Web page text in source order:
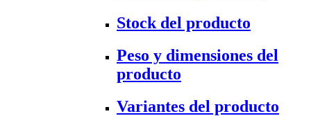
Stock del producto
Peso y dimensiones del
producto
Variantes del producto